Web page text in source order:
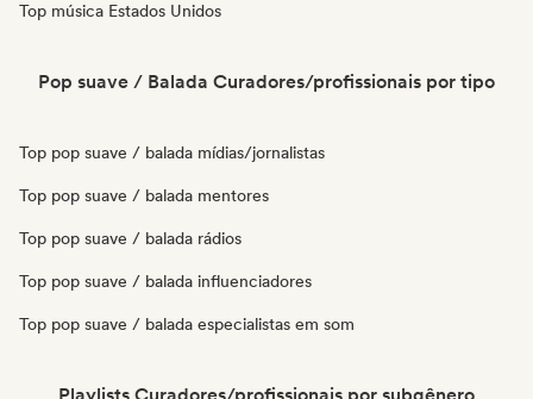
Top música Estados Unidos
Pop suave / Balada Curadores/profissionais por tipo
Top pop suave / balada mídias/jornalistas
Top pop suave / balada mentores
Top pop suave / balada rádios
Top pop suave / balada influenciadores
Top pop suave / balada especialistas em som